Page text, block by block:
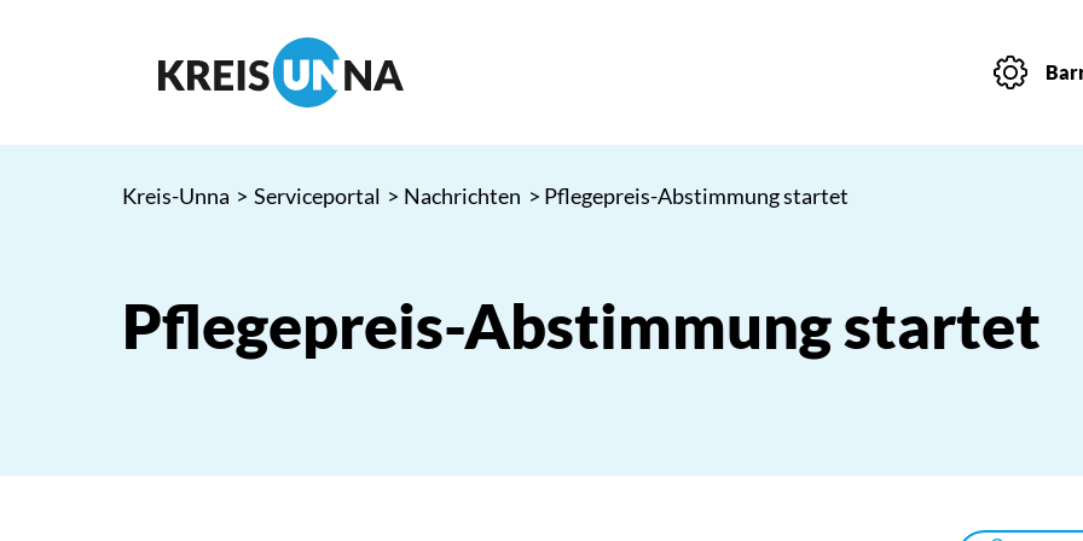
Kreis-Unna > Serviceportal > Nachrichten > Pflegepreis-Abstimmung startet
Pflegepreis-Abstimmung startet